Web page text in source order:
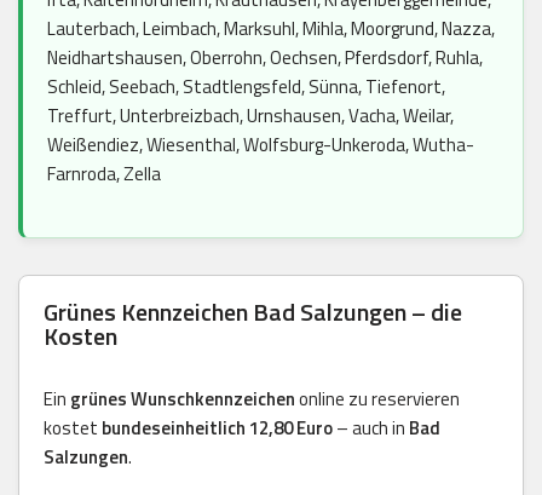
Lauterbach, Leimbach, Marksuhl, Mihla, Moorgrund, Nazza,
Neidhartshausen, Oberrohn, Oechsen, Pferdsdorf, Ruhla,
Schleid, Seebach, Stadtlengsfeld, Sünna, Tiefenort,
Treffurt, Unterbreizbach, Urnshausen, Vacha, Weilar,
Weißendiez, Wiesenthal, Wolfsburg-Unkeroda, Wutha-
Farnroda, Zella
Grünes Kennzeichen Bad Salzungen – die
Kosten
Ein grünes Wunschkennzeichenonline zu reservieren
kostet bundeseinheitlich 12,80 Euro– auch in Bad
Salzungen.